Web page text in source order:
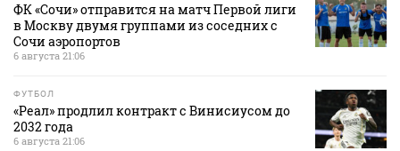
ФК «Сочи» отправится на матч Первой лиги
в Москву двумя группами из соседних с
Сочи аэропортов
6 августа 21:06
ФУТБОЛ
«Реал» продлил контракт с Винисиусом до
2032 года
6 августа 21:06